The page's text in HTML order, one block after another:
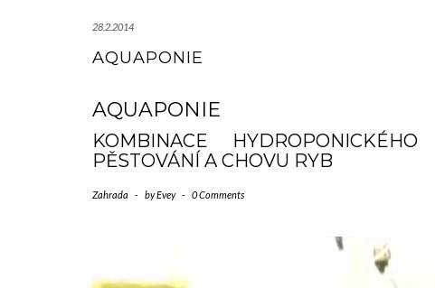
28.2.2014
AQUAPONIE
AQUAPONIE
KOMBINACE HYDROPONICKÉHO
PĚSTOVÁNÍ A CHOVU RYB
Zahrada - byEvey - 0 Comments